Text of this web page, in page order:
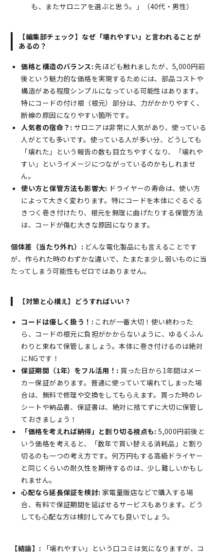
も、またサロニアを選ぶと思う。」（40代・男性）
【編集部チェック】なぜ「壊れやすい」と言われることが
あるの？
価格と構造のバランス: 先ほども触れましたが、5,000円前
後という魅力的な価格を実現するためには、部品コストや
構造がある程度シンプルになっている可能性はあります。
特にコードの付け根（根元）部分は、力がかかりやすく、
断線の原因になりやすい箇所です。
人気者の宿命？: サロニアは非常に人気があり、使っている
人がとても多いです。使っている人が多い分、どうしても
「壊れた」という報告の数も目立ちやすくなり、「壊れや
すい」というイメージにつながっているのかもしれませ
ん。
使い方と保管方法も影響大: ドライヤーの寿命は、使い方
によって大きく変わります。特にコードを本体にぐるぐる
きつく巻き付けたり、根元を無理に曲げたりする保管方法
は、コードが傷む大きな原因になります。
個体差（当たり外れ）: どんな電化製品にも言えることです
が、作られた時のわずかな違いで、たまたま少し弱いものに当
たってしまう可能性もゼロではありません。
【対策と心構え】どうすればいい？
コードは優しく扱う！: これが一番大切！使い終わった
ら、コードの根元に負担がかからないように、ゆるくふん
わりと束ねて保管しましょう。本体に巻き付けるのは絶対
にNGです！
保証期間（1年）をフル活用！: 買った日から1年間はメー
カー保証があります。普通に使っていて壊れてしまった場
合は、無料で修理や交換をしてもらえます。買った時のレ
シートや納品書、保証書は、絶対に捨てずに大切に保管し
ておきましょう！
「価格を考えれば納得」と割り切る視点も: 5,000円前後と
いう価格を考えると、「数年で買い替える消耗品」と割り
切るのも一つの考え方です。何万円もする高級ドライヤー
と同じくらいの耐久性を期待するのは、少し難しいかもし
れません。
心配なら延長保証を検討: 家電量販店などで購入する場
合、有料で保証期間を延ばせるサービスもあります。どう
しても心配な方は検討してみても良いでしょう。
【結論】: 「壊れやすい」という口コミは気になりますが、コ